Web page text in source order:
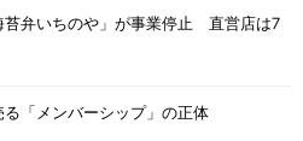
苔弁いちのや」が事業停止 直営店は7
る「メンバーシップ」の正体